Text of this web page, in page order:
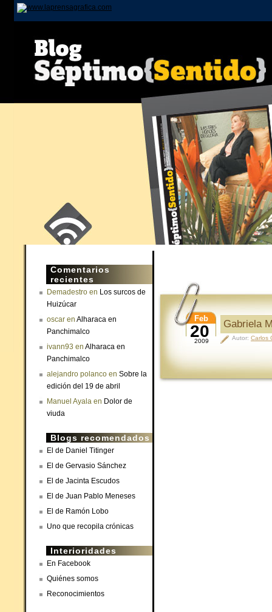
Comentarios
recientes
Demadestro en Los surcos de
Huizúcar
oscar en Alharaca en
Panchimalco
ivann93 en Alharaca en
Panchimalco
alejandro polanco en Sobre la
edición del 19 de abril
Manuel Ayala en Dolor de
viuda
Blogs recomendados
El de Daniel Titinger
El de Gervasio Sánchez
El de Jacinta Escudos
El de Juan Pablo Meneses
El de Ramón Lobo
Uno que recopila crónicas
Interioridades
En Facebook
Quiénes somos
Reconocimientos
20
Feb
2009
Gabriela
Autor: Carlos